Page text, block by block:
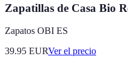
Zapatillas de Casa Bio
Zapatos OBI ES
39.95 EURVer el precio